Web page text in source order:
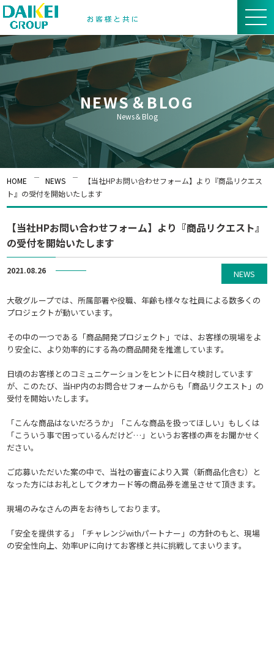
NEWS＆BLOG
News＆Blog
HOME NEWS
【当社HPお問い合わせフォーム】より『商品リクエス
ト』の受付を開始いたします
【当社HPお問い合わせフォーム】より『商品リクエスト』
の受付を開始いたします
2021.08.26 NEWS
大敬グループでは、所属部署や役職、年齢も様々な社員による数多くの
プロジェクトが動いています。
その中の一つである「商品開発プロジェクト」では、お客様の現場をよ
り安全に、より効率的にする為の商品開発を推進しています。
日頃のお客様とのコミュニケーションをヒントに日々検討しています
が、このたび、当HP内のお問合せフォームからも「商品リクエスト」の
受付を開始いたします。
「こんな商品はないだろうか」「こんな商品を扱ってほしい」もしくは
「こういう事で困っているんだけど…」というお客様の声をお聞かせく
ださい。
ご応募いただいた案の中で、当社の審査により入賞（新商品化含む）と
なった方にはお礼としてクオカード等の商品券を進呈させて頂きます。
現場のみなさんの声をお待ちしております。
「安全を提供する」「チャレンジwithパートナー」の方針のもと、現場
の安全性向上、効率UPに向けてお客様と共に挑戦してまいります。